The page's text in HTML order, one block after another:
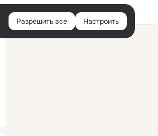
Войти
Разрешить все Настроить